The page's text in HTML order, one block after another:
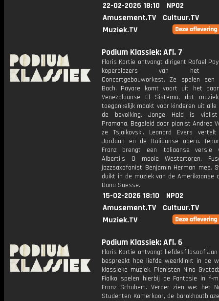
22-02-2026 18:10
NPO2
Amusement.TV
Cultuur.TV
Muziek.TV
Podium Klassiek: Afl. 7
Floris Kortie ontvangt dirigent Rafael
koperblazers van het
Concertgebouworkest. Ze spelen
Bach. Payare komt voort uit het
Venezolaanse El Sistema, dat
toegankelijk maakt voor kinderen uit alle
de bevolking. Jonge Held is violist
Pramana. Begeleid door pianist Andrea
ze Tsjaikovski. Leonard Evers
Jordaan en de Italiaanse opera.
Franz brengt een Italiaanse versie
Alberti's O mooie Westertoren.
jazzsaxofonist Benjamin Herman mee.
duikt in de muziek van de Amerikaanse
Dana Suesse.
15-02-2026 18:10
NPO2
Amusement.TV
Cultuur.TV
Muziek.TV
Podium Klassiek: Afl. 6
Floris Kortie ontvangt liefdesfilosoof
bespreekt hoe liefde weerklinkt in de
klassieke muziek. Pianisten Nino
Fialko spelen hierbij de Fantasie in f-
Franz Schubert. Verder zien we: het
Studenten Kamerkoor, de